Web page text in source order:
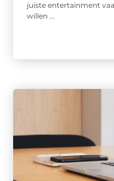
juiste entertainment
willen ...